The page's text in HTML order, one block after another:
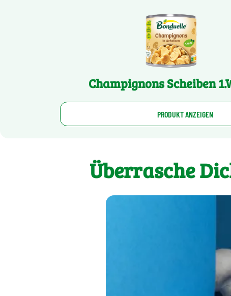
Champignons Scheiben
PRODUKT ANZEIGEN
Überrasche